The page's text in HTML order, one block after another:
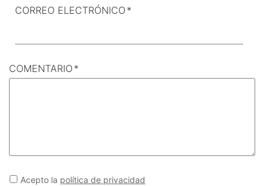
CORREO ELECTRÓNICO *
COMENTARIO *
Acepto la política de privacidad